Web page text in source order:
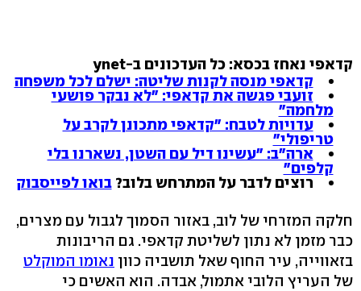
קדאפי נאחז בכסא: כל העדכונים ב-ynet
קדאפי מנסה לקנות שליטה: ישלם לכל משפחה
זועבי פגשה את קדאפי: "לא נבקר פושעי
מלחמה"
עדויות לטבח: "קדאפי מתכונן לקרב על
טריפולי"
ארה"ב: "עשינו דיל עם השטן, נשארנו בלי
קלפים"
רוצים לדבר על המתרחש בלוב?בואו לפייסבוק
חלקה המזרחי של לוב, באזור הסמוך לגבול עם מצרים,
כבר מזמן לא נתון לשליטת קדאפי. גם הריבונות
בזאווייה, עיר החוף שאל תושביה כוון נאומו המוקלט
של העריץ הלובי אתמול, אבדה. הוא האשים כי